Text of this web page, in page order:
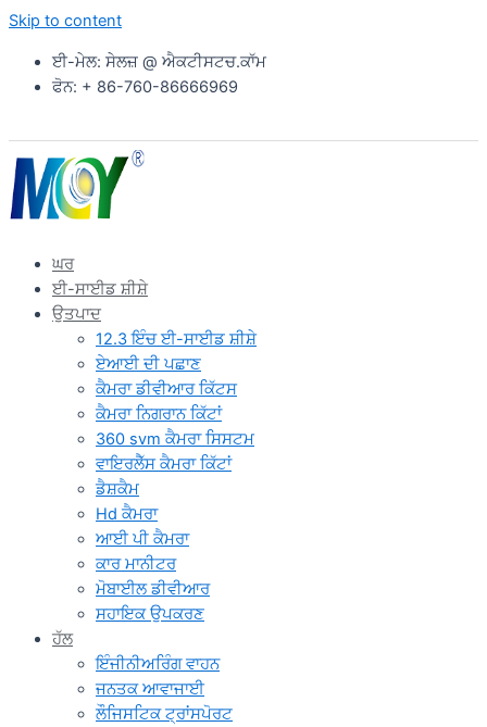
Skip to content
ਈ-ਮੇਲ: ਸੇਲਜ਼ @ ਐਕਟੀਸਟਚ.ਕਾੱਮ
ਫੋਨ: + 86-760-86666969
ਘਰ
ਈ-ਸਾਈਡ ਸ਼ੀਸ਼ੇ
ਉਤਪਾਦ
12.3 ਇੰਚ ਈ-ਸਾਈਡ ਸ਼ੀਸ਼ੇ
ਏਆਈ ਦੀ ਪਛਾਣ
ਕੈਮਰਾ ਡੀਵੀਆਰ ਕਿੱਟਸ
ਕੈਮਰਾ ਨਿਗਰਾਨ ਕਿੱਟਾਂ
360 svm ਕੈਮਰਾ ਸਿਸਟਮ
ਵਾਇਰਲੈੱਸ ਕੈਮਰਾ ਕਿੱਟਾਂ
ਡੈਸ਼ਕੈਮ
Hd ਕੈਮਰਾ
ਆਈ ਪੀ ਕੈਮਰਾ
ਕਾਰ ਮਾਨੀਟਰ
ਮੋਬਾਈਲ ਡੀਵੀਆਰ
ਸਹਾਇਕ ਉਪਕਰਣ
ਹੱਲ
ਇੰਜੀਨੀਅਰਿੰਗ ਵਾਹਨ
ਜਨਤਕ ਆਵਾਜਾਈ
ਲੌਜਿਸਟਿਕ ਟ੍ਰਾਂਸਪੋਰਟ